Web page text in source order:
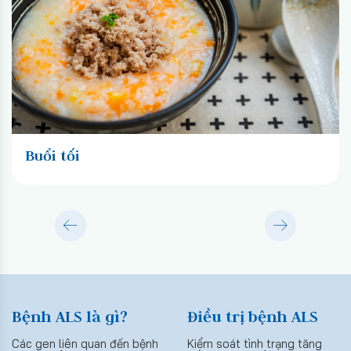
Buổi tối
Bệnh ALS là gì?
Các gen liên quan đến bệnh
Điều trị bệnh ALS
Kiểm soát tình trạng tăng